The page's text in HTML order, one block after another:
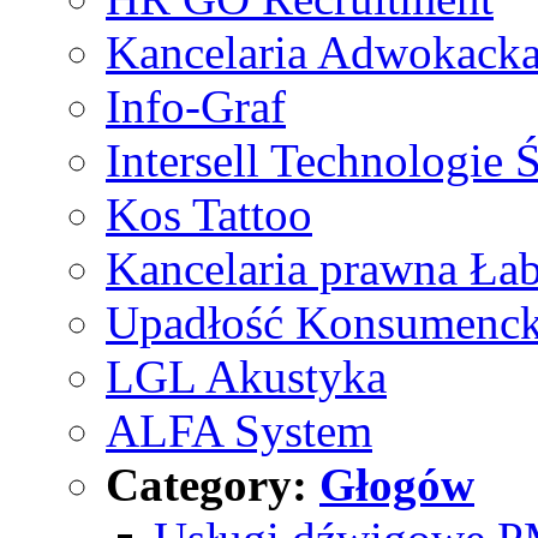
Kancelaria
Info-Graf
Intersell Technologie
Kos Tattoo
Kancelaria prawna
Upadłość
LGL Akustyka
ALFA System
Category: Głogów